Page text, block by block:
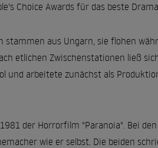
Choice Awards für das beste
aus Ungarn, sie flohen
etlichen Zwischenstationen ließ
und arbeitete zunächst als
der Horrorfilm "Paranoia". Bei
wie er selbst. Die beiden